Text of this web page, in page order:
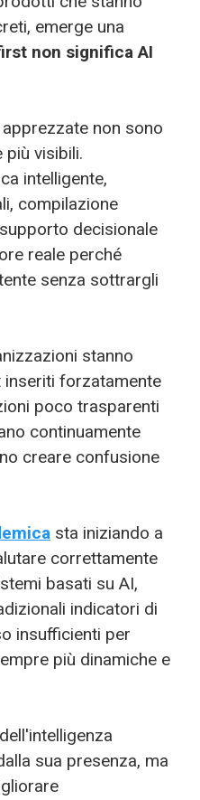
emerge una
non significa AI
non sono
più visibili.
intelligente,
compilazione
decisionale
reale perché
senza sottrargli
stanno
forzatamente
poco trasparenti
continuamente
creare confusione
sta iniziando a
correttamente
basati su AI,
indicatori di
insufficienti per
più dinamiche e
sua presenza, ma